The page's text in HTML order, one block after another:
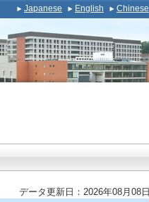
Japanese English Chinese
データ更新日：2026年08月08日